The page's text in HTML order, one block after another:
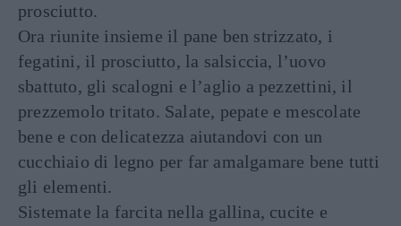
prosciutto.
Ora riunite insieme il pane ben strizzato, i
fegatini, il prosciutto, la salsiccia, l’uovo
sbattuto, gli scalogni e l’aglio a pezzettini, il
prezzemolo tritato. Salate, pepate e mescolate
bene e con delicatezza aiutandovi con un
cucchiaio di legno per far amalgamare bene tutti
gli elementi.
Sistemate la farcita nella gallina, cucite e